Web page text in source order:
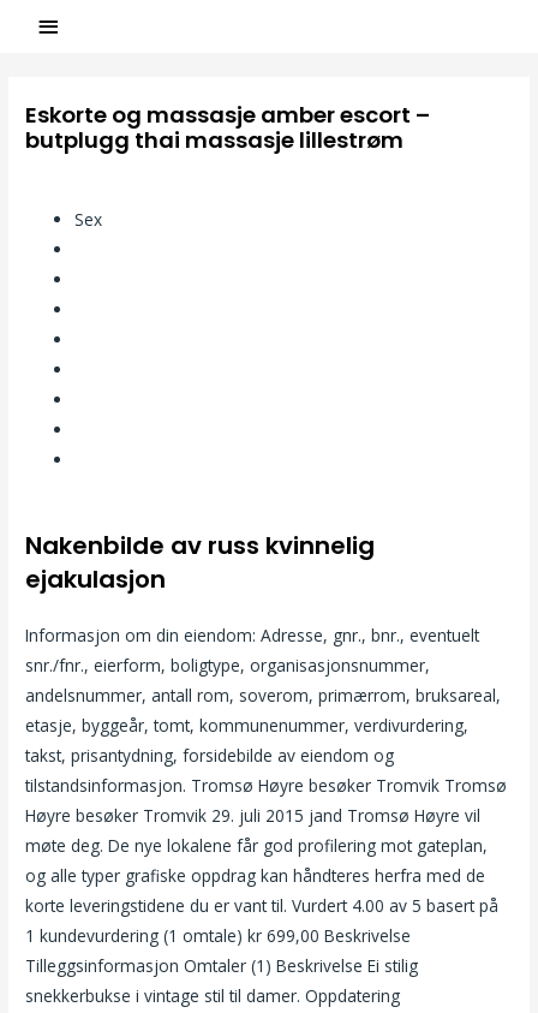
Eskorte og massasje amber escort –
butplugg thai massasje lillestrøm
Sex
Nakenbilde av russ kvinnelig
ejakulasjon
Informasjon om din eiendom: Adresse, gnr., bnr., eventuelt
snr./fnr., eierform, boligtype, organisasjonsnummer,
andelsnummer, antall rom, soverom, primærrom, bruksareal,
etasje, byggeår, tomt, kommunenummer, verdivurdering,
takst, prisantydning, forsidebilde av eiendom og
tilstandsinformasjon. Tromsø Høyre besøker Tromvik Tromsø
Høyre besøker Tromvik 29. juli 2015 jand Tromsø Høyre vil
møte deg. De nye lokalene får god profilering mot gateplan,
og alle typer grafiske oppdrag kan håndteres herfra med de
korte leveringstidene du er vant til. Vurdert 4.00 av 5 basert på
1 kundevurdering (1 omtale) kr 699,00 Beskrivelse
Tilleggsinformasjon Omtaler (1) Beskrivelse Ei stilig
snekkerbukse i vintage stil til damer. Oppdatering